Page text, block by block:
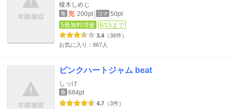
榎木しめじ
巻 完 200pt コマ 50pt
5冊無料増量
8/15まで
3.4 （38件）
お気に入り：867人
ピンクハートジャム beat
しっけ
巻 684pt
4.7 （3件）